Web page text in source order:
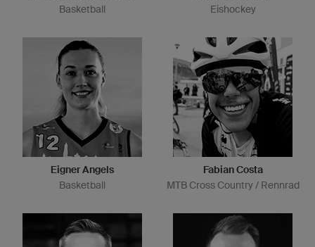
Basketball
Eishockey
Eigner Angels
Basketball
Fabian Costa
MTB Cross Country / Rennrad